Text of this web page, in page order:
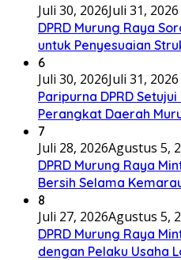
dengan Pelaku Usaha
9
Juli 21, 2026Juli 22, 2026
Sambut AKBP Agung
Sinergi Makin Erat